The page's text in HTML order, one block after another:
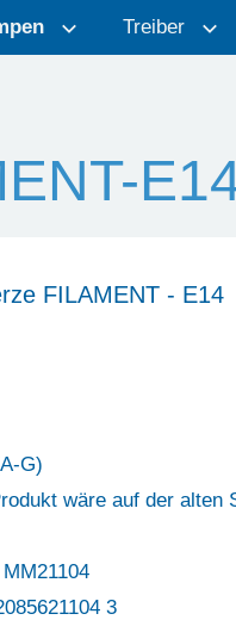
Treiber
FILAMENT - E14
G)
wäre auf der alten
3